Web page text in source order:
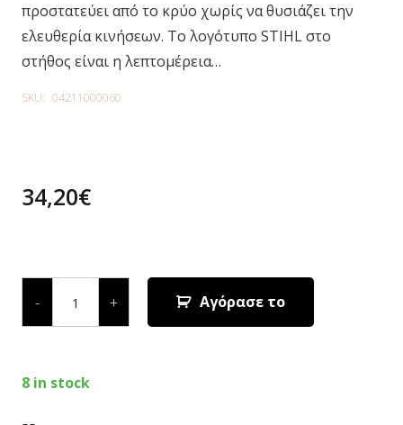
προστατεύει από το κρύο χωρίς να θυσιάζει την
ελευθερία κινήσεων. Το λογότυπο STIHL στο
στήθος είναι η λεπτομέρεια…
SKU: 04211000060
34,20€
-
ΜΠΟΥΦΑΝ
FLEECE
"STIHL"
ΜΑΥΡΟ,
+ Αγόρασε το
8 in stock